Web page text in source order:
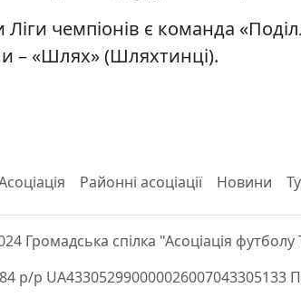
чемпіонів є команда
– «Шлях» (Шляхтинці).
Районні асоціації Новини
Громадська спілка "Асоціація
р/р UA433052990000026007043305133